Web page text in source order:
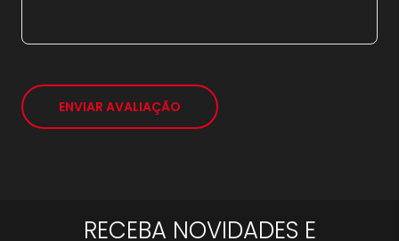
ENVIAR AVALIAÇÃO
RECEBA NOVIDADES E